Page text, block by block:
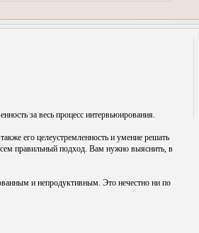
за весь процесс интервьюирования.
его целеустремленность и умение решать
правильный подход. Вам нужно выяснить, в
и непродуктивным. Это нечестно ни по